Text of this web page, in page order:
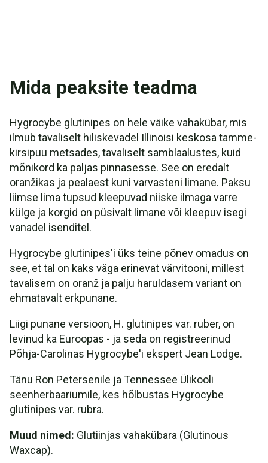
Mida peaksite teadma
Hygrocybe glutinipes on hele väike vahakübar, mis
ilmub tavaliselt hiliskevadel Illinoisi keskosa tamme-
kirsipuu metsades, tavaliselt samblaalustes, kuid
mõnikord ka paljas pinnasesse. See on eredalt
oranžikas ja pealaest kuni varvasteni limane. Paksu
liimse lima tupsud kleepuvad niiske ilmaga varre
külge ja korgid on püsivalt limane või kleepuv isegi
vanadel isenditel.
Hygrocybe glutinipes'i üks teine põnev omadus on
see, et tal on kaks väga erinevat värvitooni, millest
tavalisem on oranž ja palju haruldasem variant on
ehmatavalt erkpunane.
Liigi punane versioon, H. glutinipes var. ruber, on
levinud ka Euroopas - ja seda on registreerinud
Põhja-Carolinas Hygrocybe'i ekspert Jean Lodge.
Tänu Ron Petersenile ja Tennessee Ülikooli
seenherbaariumile, kes hõlbustas Hygrocybe
glutinipes var. rubra.
Muud nimed: Glutiinjas vahakübara (Glutinous
Waxcap).